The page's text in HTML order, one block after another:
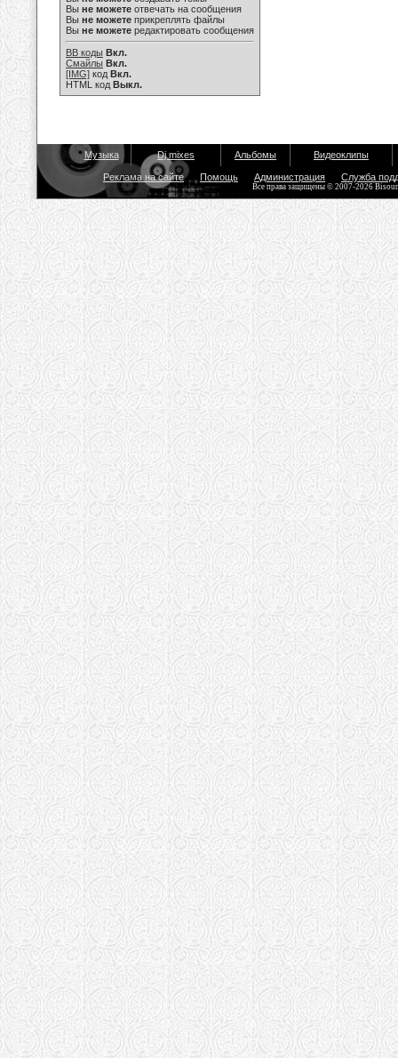
Вы не можете отвечать на сообщения
Вы не можете прикреплять файлы
Вы не можете редактировать сообщения
BB коды Вкл.
Смайлы Вкл.
[IMG] код Вкл.
HTML код Выкл.
Музыка Dj mixes Альбомы Видеоклипы
Реклама на сайте Помощь Администрация Служба
Все права защищены © 2007-2026